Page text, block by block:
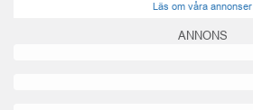
Läs om våra annonser
ANNONS